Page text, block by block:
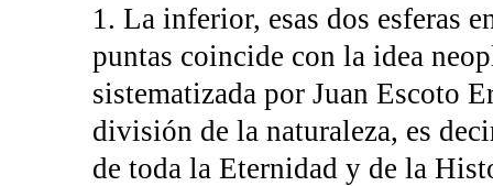
1. La inferior, esas dos esferas
puntas coincide con la idea
sistematizada por Juan Escoto
división de la naturaleza, es
de toda la Eternidad y de la